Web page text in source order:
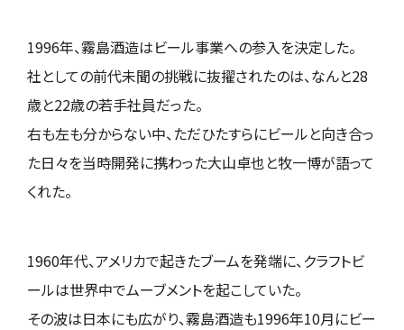
1996年、霧島酒造はビール事業への参入を決定した。
社としての前代未聞の挑戦に抜擢されたのは、なんと28
歳と22歳の若手社員だった。
右も左も分からない中、ただひたすらにビールと向き合っ
た日々を当時開発に携わった大山卓也と牧一博が語って
くれた。
1960年代、アメリカで起きたブームを発端に、クラフトビ
ールは世界中でムーブメントを起こしていた。
その波は日本にも広がり、霧島酒造も1996年10月にビー